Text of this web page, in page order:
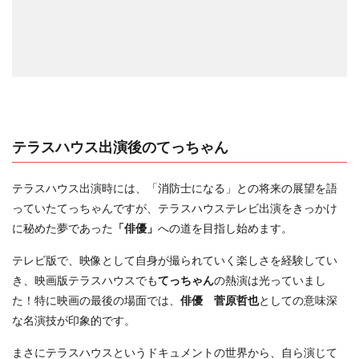
テラスハウス出演後のてっちゃん
テラスハウス出演時には、「消防士になる」との将来の展望を語
っていたてっちゃんですが、テラスハウステレビ出演をきっかけ
に秘めた夢であった 「俳優」 への道を目指し始めます。
テレビ版で、映像として自身が撮られていく楽しさを経験してい
き、映画版テラスハウスでもてっちゃんの熱演は光っていまし
た！特に映画の最後の場面では、 俳優 菅原哲也としての意味深
な名演技が印象的です。
まさにテラスハウスというドキュメントの世界から、自ら演じて